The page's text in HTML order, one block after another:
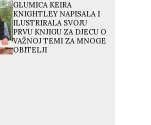
GLUMICA KEIRA
KNIGHTLEY NAPISALA I
ILUSTRIRALA SVOJU
PRVU KNJIGU ZA DJECU O
VAŽNOJ TEMI ZA MNOGE
OBITELJI